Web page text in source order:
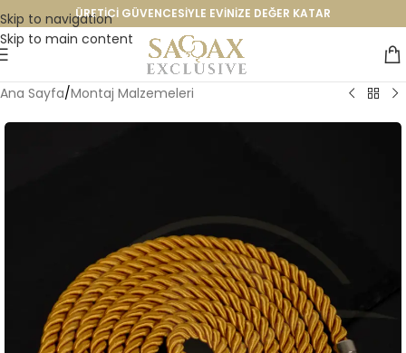
Skip to navigation
Skip to main content
ÜRETİCİ GÜVENCESİYLE EVİNİZE DEĞER KATAR
Ana Sayfa/Montaj Malzemeleri